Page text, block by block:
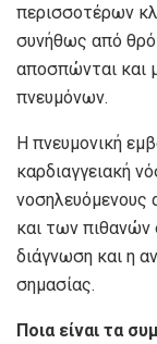
περισσοτέρων
συνήθως από
αποσπώνται και
πνευμόνων.
Η πνευμονική
καρδιαγγειακή
νοσηλευόμενους
και των πιθανών
διάγνωση και η
σημασίας.
Ποια είναι τα